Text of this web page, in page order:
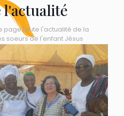
l'actualité
page toute l'actualité de la
soeurs de l'enfant Jésus